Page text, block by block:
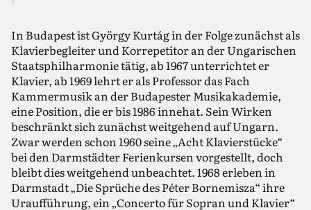
In Budapest ist György Kurtág in der Folge zunächst als
Klavierbegleiter und Korrepetitor an der Ungarischen
Staatsphilharmonie tätig, ab 1967 unterrichtet er
Klavier, ab 1969 lehrt er als Professor das Fach
Kammermusik an der Budapester Musikakademie,
eine Position, die er bis 1986 innehat. Sein Wirken
beschränkt sich zunächst weitgehend auf Ungarn.
Zwar werden schon 1960 seine „Acht Klavierstücke“
bei den Darmstädter Ferienkursen vorgestellt, doch
bleibt dies weitgehend unbeachtet. 1968 erleben in
Darmstadt „Die Sprüche des Péter Bornemisza“ ihre
Uraufführung, ein „Concerto für Sopran und Klavier“